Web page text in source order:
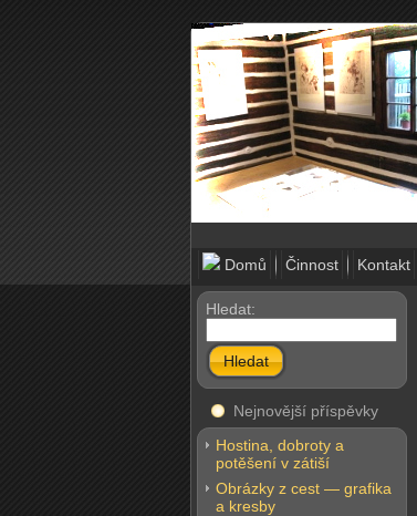
Domů Činnost Kontakt
Hledat:
Hledat
Nejnovější příspěvky
Hostina, dobroty a
potěšení v zátiší
Obrázky z cest — grafika
a kresby